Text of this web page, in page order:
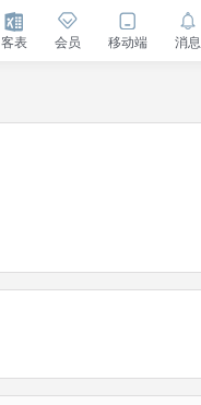
客表 会员 移动端 消息